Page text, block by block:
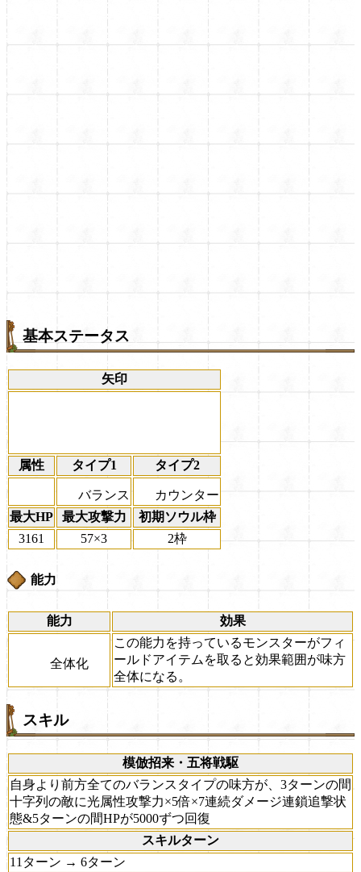
基本ステータス
矢印
属性 タイプ1 タイプ2
バランス
カウンター
最大HP
最大攻撃力
初期ソウル枠
3161
57×3 2枠
能力
能力 効果
全体化
この能力を持っているモンスターがフィ
ールドアイテムを取ると効果範囲が味方
全体になる。
スキル
模倣招来・五将戦駆
自身より前方全てのバランスタイプの味方が、3ターンの間
十字列の敵に光属性攻撃力×5倍×7連続ダメージ連鎖追撃状
態&5ターンの間HPが5000ずつ回復
スキルターン
11ターン → 6ターン